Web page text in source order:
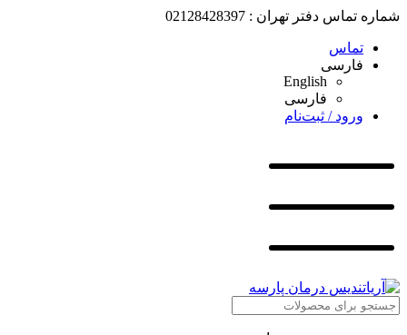
شماره تماس دفتر تهران : 02128428397
تماس
فارسی
English
فارسی
ورود / ثبت‌نام